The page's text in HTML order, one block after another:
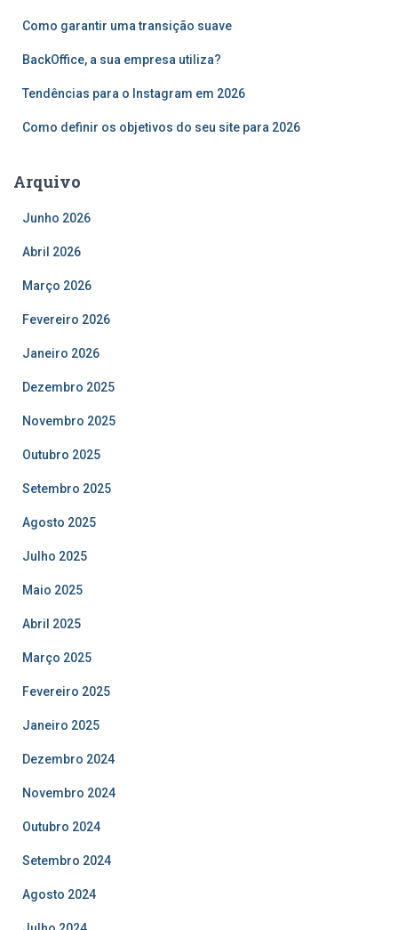
Como garantir uma transição suave
BackOffice, a sua empresa utiliza?
Tendências para o Instagram em 2026
Como definir os objetivos do seu site para 2026
Arquivo
Junho 2026
Abril 2026
Março 2026
Fevereiro 2026
Janeiro 2026
Dezembro 2025
Novembro 2025
Outubro 2025
Setembro 2025
Agosto 2025
Julho 2025
Maio 2025
Abril 2025
Março 2025
Fevereiro 2025
Janeiro 2025
Dezembro 2024
Novembro 2024
Outubro 2024
Setembro 2024
Agosto 2024